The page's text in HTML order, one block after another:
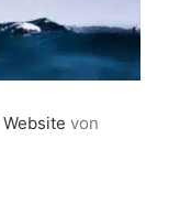
Website von